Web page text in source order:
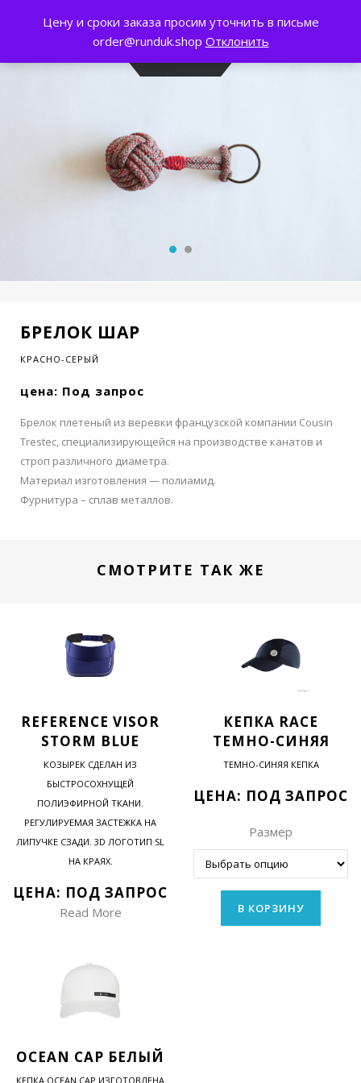
0
БРЕЛОК ШАР
КРАСНО-СЕРЫЙ
цена: Под запрос
Брелок плетеный из веревки французской компании Cousin
Trestec, специализирующейся на производстве канатов и
строп различного диаметра.
Материал изготовления — полиамид.
Фурнитура – сплав металлов.
СМОТРИТЕ ТАК ЖЕ
REFERENCE VISOR
STORM BLUE
КОЗЫРЕК СДЕЛАН ИЗ
БЫСТРОСОХНУЩЕЙ
ПОЛИЭФИРНОЙ ТКАНИ.
РЕГУЛИРУЕМАЯ ЗАСТЕЖКА НА
ЛИПУЧКЕ СЗАДИ. 3D ЛОГОТИП SL
НА КРАЯХ.
ЦЕНА: ПОД ЗАПРОС
Read More
КЕПКА RACE
ТЕМНО-СИНЯЯ
ТЕМНО-СИНЯЯ КЕПКА
ЦЕНА: ПОД ЗАПРОС
Размер
В КОРЗИНУ
OCEAN CAP БЕЛЫЙ
КЕПКА OCEAN CAP ИЗГОТОВЛЕНА
Цену и сроки заказа просим уточнить в письме
order@runduk.shop Отклонить